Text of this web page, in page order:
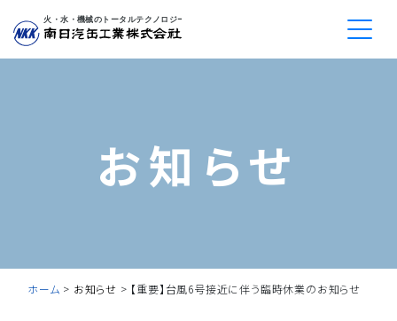
お知らせ
ホーム > お知らせ > 【重要】台風6号接近に伴う臨時休業のお知らせ